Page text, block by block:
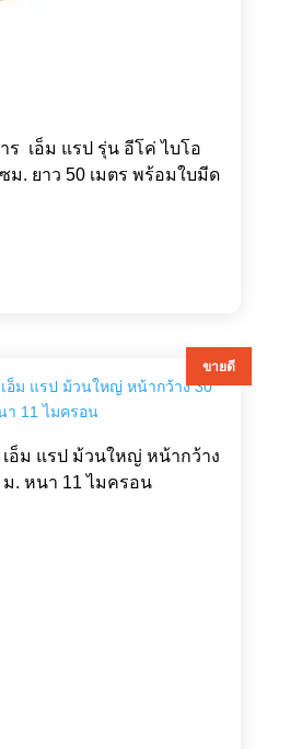
เอ็ม แรป รุ่น อีโค่ ไบโอ
ม. ยาว 50 เมตร พร้อมใบมีด
ขายดี
อ็ม แรป ม้วนใหญ่ หน้ากว้าง
ม. หนา 11 ไมครอน